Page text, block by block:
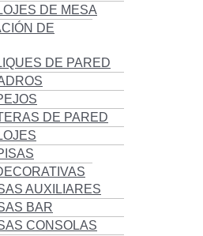
DE MESA
DE
DE PARED
DE PARED
AUXILIARES
BAR
CONSOLAS